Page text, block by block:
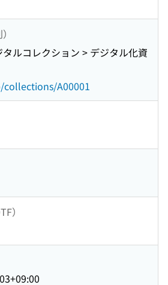
ルコレクション > デジタル化資
A00001
）